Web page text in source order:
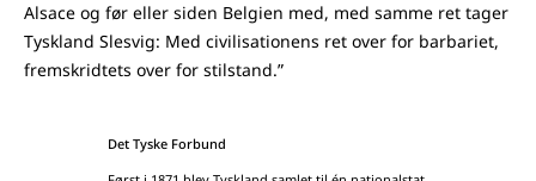
Alsace og før eller siden Belgien med, med samme ret tager
Tyskland Slesvig: Med civilisationens ret over for barbariet,
fremskridtets over for stilstand.”
Det Tyske Forbund